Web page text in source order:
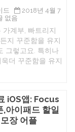
드
2018년 4월 7
없음
가계부, 빠트리지
지 꾸준함을 유지
그렇고요. 특히나
더 꾸준함을 유지
iOS앱: Focus
,아이패드 할일
장 어플